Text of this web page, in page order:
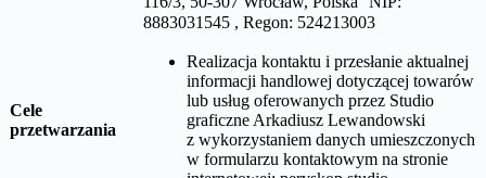
8883031545 , Regon: 524213003
Cele
przetwarzania
Realizacja kontaktu i przesłanie aktualnej
informacji handlowej dotyczącej towarów
lub usług oferowanych przez Studio
graficzne Arkadiusz Lewandowski
z wykorzystaniem danych umieszczonych
w formularzu kontaktowym na stronie